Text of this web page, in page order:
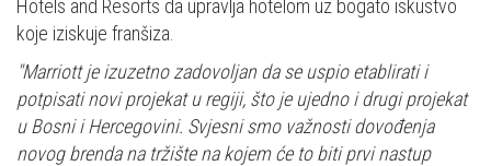
Hotels and Resorts da upravlja hotelom uz bogato iskustvo
koje iziskuje franšiza.
"Marriott je izuzetno zadovoljan da se uspio etablirati i
potpisati novi projekat u regiji, što je ujedno i drugi projekat
u Bosni i Hercegovini. Svjesni smo važnosti dovođenja
novog brenda na tržište na kojem će to biti prvi nastup